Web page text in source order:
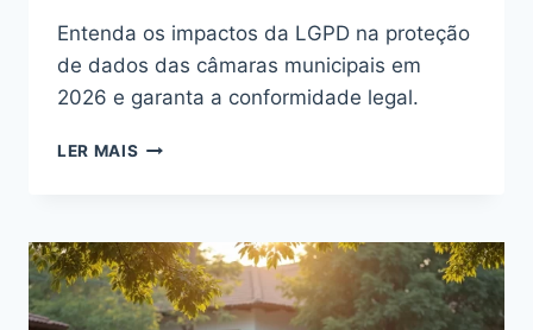
Entenda os impactos da LGPD na proteção
de dados das câmaras municipais em
2026 e garanta a conformidade legal.
LER MAIS PROTEÇÃO
CÂMARA
EM
2026:
O